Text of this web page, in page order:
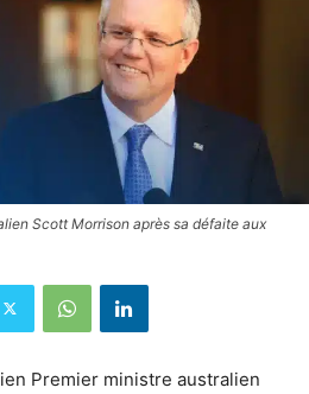
Scott Morrison après sa défaite aux
Premier ministre australien